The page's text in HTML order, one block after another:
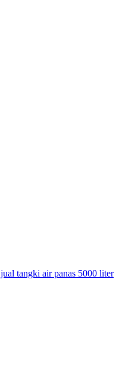
jual tangki air panas 5000 liter